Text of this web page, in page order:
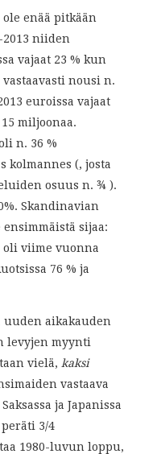
enää pitkään
niiden
vajaat 23 % kun
nousi n.
euroissa vajaat
miljoonaa.
n. 36 %
kolmannes (, josta
osuus n. ¾ ).
Skandinavian
sijaa:
viime vuonna
76 % ja
aikakauden
levyjen myynti
vielä, kaksi
vastaava
ja Japanissa
3/4
1980-luvun loppu,